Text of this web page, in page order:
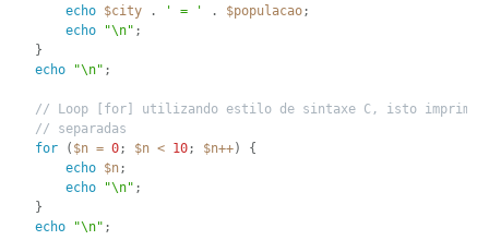
echo $city . ' = ' . $populacao;
echo
"\n" ;
}
echo
"\n" ;
// Loop [for] utilizando estilo de sintaxe C, isto imprime
// separadas
for
( $n = 0; $n < 10; $n++)
{
echo $n;
echo
"\n" ;
}
echo
"\n" ;